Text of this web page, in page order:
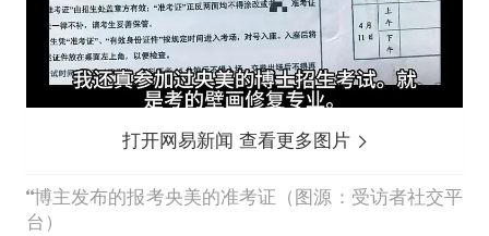
打开网易新闻 查看更多图片
博主发布的报考央美的准考证（图源：受访者社交平
台）